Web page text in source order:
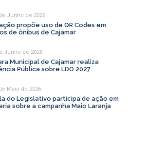
Junho de 2026
propõe uso de QR Codes em
de ônibus de Cajamar
Junho de 2026
Municipal de Cajamar realiza
Pública sobre LDO 2027
Maio de 2026
do Legislativo participa de ação em
sobre a campanha Maio Laranja